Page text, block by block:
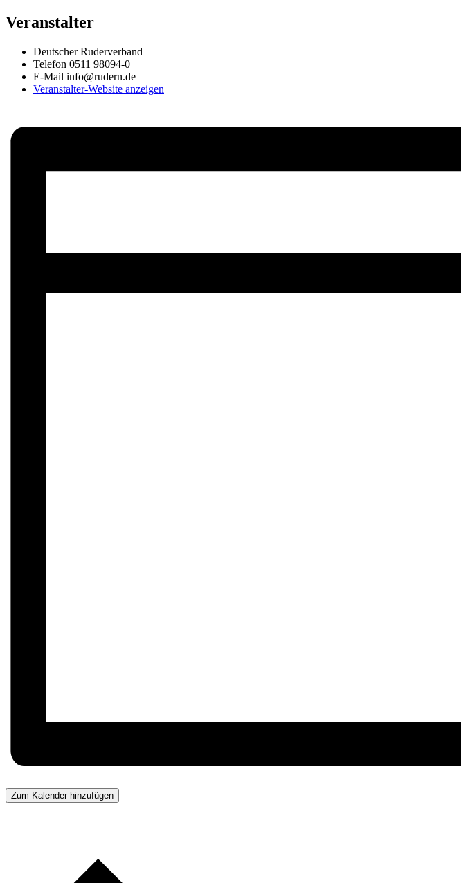
Veranstalter
Deutscher Ruderverband
Telefon 0511 98094-0
E-Mail info@rudern.de
Veranstalter-Website anzeigen
Zum Kalender hinzufügen